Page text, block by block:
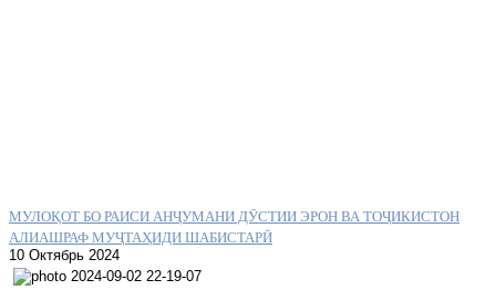
МУЛОҚОТ БО РАИСИ АНҶУМАНИ ДӮСТИИ ЭРОН ВА ТОҶИКИСТОН
АЛИАШРАФ МУҶТАҲИДИ ШАБИСТАРӢ
10 Октябрь 2024